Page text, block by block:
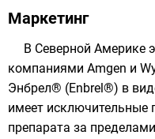
Маркетинг
В Северной Америке
компаниями Amgen и
Энбрел® (Enbrel®) в
имеет исключительные
препарата за